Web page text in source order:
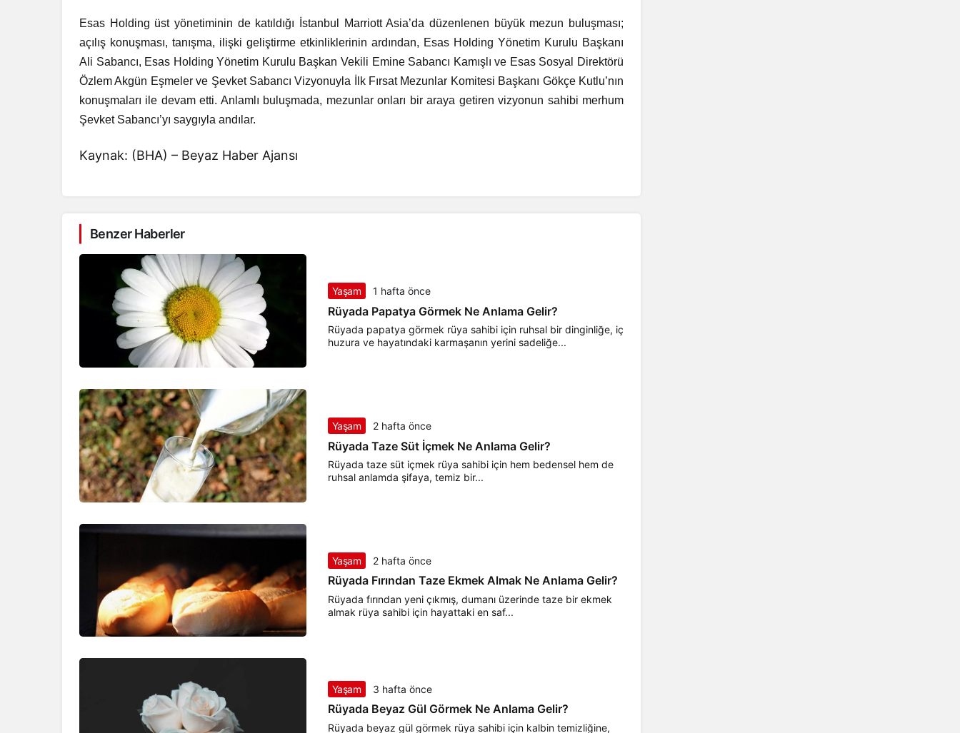
Esas Holding üst yönetiminin de katıldığı İstanbul Marriott Asia’da düzenlenen büyük mezun buluşması;
açılış konuşması, tanışma, ilişki geliştirme etkinliklerinin ardından, Esas Holding Yönetim Kurulu Başkanı
Ali Sabancı, Esas Holding Yönetim Kurulu Başkan Vekili Emine Sabancı Kamışlı ve Esas Sosyal Direktörü
Özlem Akgün Eşmeler ve Şevket Sabancı Vizyonuyla İlk Fırsat Mezunlar Komitesi Başkanı Gökçe Kutlu’nın
konuşmaları ile devam etti. Anlamlı buluşmada, mezunlar onları bir araya getiren vizyonun sahibi merhum
Şevket Sabancı’yı saygıyla andılar.
Kaynak: (BHA) – Beyaz Haber Ajansı
Benzer Haberler
Yaşam 1 hafta önce
Rüyada Papatya Görmek Ne Anlama Gelir?
Rüyada papatya görmek rüya sahibi için ruhsal bir dinginliğe, iç
huzura ve hayatındaki karmaşanın yerini sadeliğe...
Yaşam 2 hafta önce
Rüyada Taze Süt İçmek Ne Anlama Gelir?
Rüyada taze süt içmek rüya sahibi için hem bedensel hem de
ruhsal anlamda şifaya, temiz bir...
Yaşam 2 hafta önce
Rüyada Fırından Taze Ekmek Almak Ne Anlama Gelir?
Rüyada fırından yeni çıkmış, dumanı üzerinde taze bir ekmek
almak rüya sahibi için hayattaki en saf...
Yaşam 3 hafta önce
Rüyada Beyaz Gül Görmek Ne Anlama Gelir?
Rüyada beyaz gül görmek rüya sahibi için kalbin temizliğine,